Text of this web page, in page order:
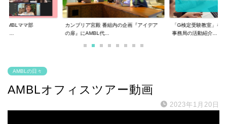
AMBLママ部
カンブリア宮殿 番組内の企画『アイデア
の扉』にAMBL代...
「G検定受験教室」を
事務局の活動紹介...
AMBLの日々
AMBLオフィスツアー動画
2023年1月20日